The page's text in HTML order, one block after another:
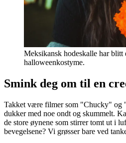
Meksikansk hodeskalle har
halloweenkostyme.
Smink deg om til en
Takket være filmer som "Chucky" og
dukker med noe ondt og skummelt.
de store øynene som stirrer tomt ut i
bevegelsene? Vi grøsser bare ved